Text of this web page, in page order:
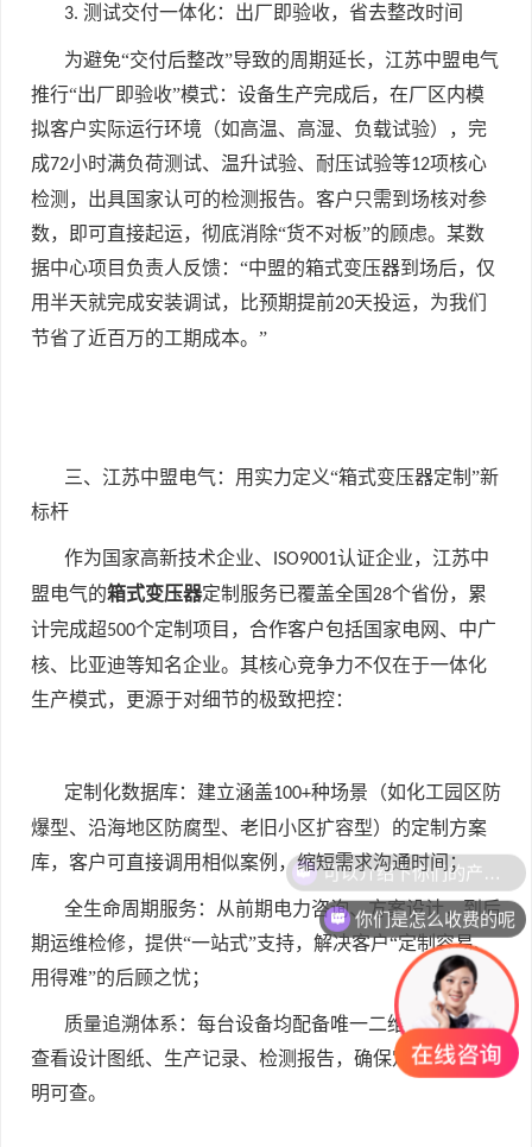
3. 测试交付一体化：出厂即验收，省去整改时间
为避免“交付后整改”导致的周期延长，江苏中盟电气
推行“出厂即验收”模式：设备生产完成后，在厂区内模
拟客户实际运行环境（如高温、高湿、负载试验），完
成72小时满负荷测试、温升试验、耐压试验等12项核心
检测，出具国家认可的检测报告。客户只需到场核对参
数，即可直接起运，彻底消除“货不对板”的顾虑。某数
据中心项目负责人反馈：“中盟的箱式变压器到场后，仅
用半天就完成安装调试，比预期提前20天投运，为我们
节省了近百万的工期成本。”
三、江苏中盟电气：用实力定义“箱式变压器定制”新
标杆
作为国家高新技术企业、 ISO9001认证企业，江苏中
盟电气的箱式变压器定制服务已覆盖全国28个省份，累
计完成超500个定制项目，合作客户包括国家电网、中广
核、比亚迪等知名企业。其核心竞争力不仅在于一体化
生产模式，更源于对细节的极致把控：
定制化数据库：建立涵盖100+种场景（如化工园区防
爆型、沿海地区防腐型、老旧小区扩容型）的定制方案
库，客户可直接调用相似案例，缩短需求沟通时间；
全生命周期服务：从前期电力咨询、方案设计，到后
期运维检修，提供“一站式”支持，解决客户“定制容易、
用得难”的后顾之忧；
质量追溯体系：每台设备均配备唯一二维码，扫码可
查看设计图纸、生产记录、检测报告，确保定制过程透
明可查。
你们是怎么收费的呢